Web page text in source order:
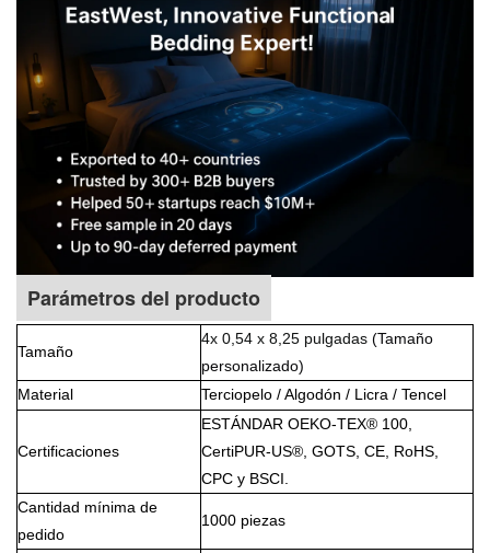
Parámetros del producto
Tamaño
4x 0,54 x 8,25 pulgadas (Tamaño
personalizado)
Material
Terciopelo / Algodón / Licra / Tencel
Certificaciones
ESTÁNDAR OEKO-TEX® 100,
CertiPUR-US®, GOTS, CE, RoHS,
CPC y BSCI.
Cantidad mínima de
pedido
1000 piezas